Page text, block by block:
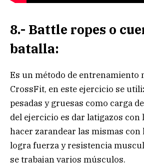
8.- Battle ropes o
batalla:
Es un método de entrenamiento
CrossFit, en este ejercicio se
pesadas y gruesas como carga
del ejercicio es dar latigazos con
hacer zarandear las mismas con
logra fuerza y resistencia
se trabajan varios músculos.